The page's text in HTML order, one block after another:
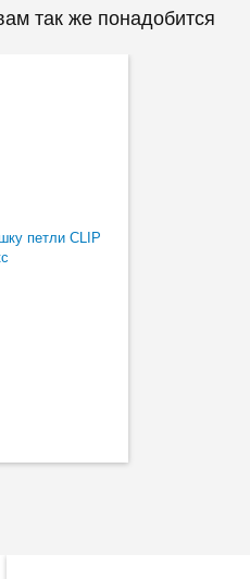
так же понадобится
петли CLIP